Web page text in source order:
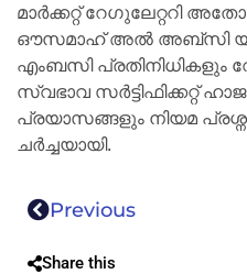
മാർക്കറ്റ് റേഗുലേറ്ററി
ഔസമാഹ് അൽ അബ്സി
എംബസി പ്രതിനിധികളും
സ്വഭാവ സർട്ടിഫിക്കറ്റ്
പ്രയാസങ്ങളും നിയമ
ചർച്ചയായി.
Previous
Share this